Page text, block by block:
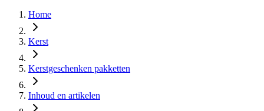
Home
Kerst
Kerstgeschenken pakketten
Inhoud en artikelen